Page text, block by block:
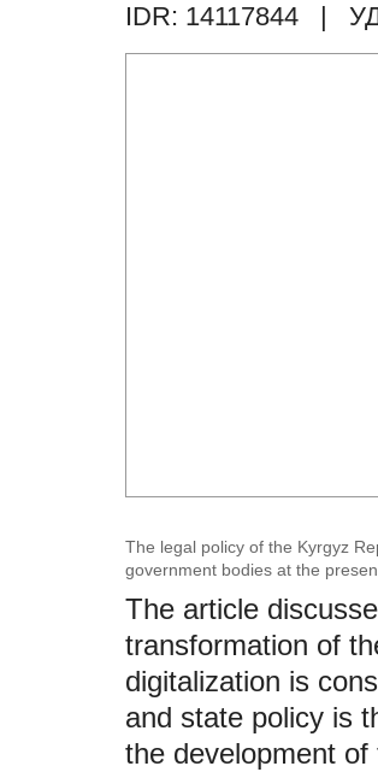
IDR: 14117844 |
The legal policy of the Kyrgyz
government bodies at the
The article
transformation of
digitalization is
and state policy is
the development